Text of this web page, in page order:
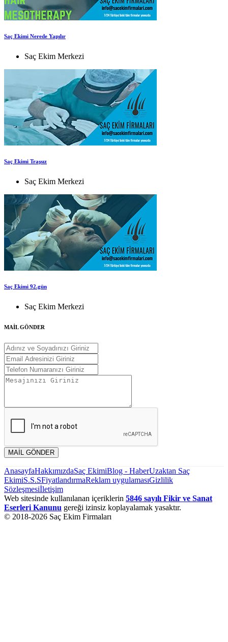
Saç Ekimi Nerede Yapılır
Saç Ekim Merkezi
Saç Ekimi Traşsız
Saç Ekim Merkezi
Saç Ekimi 92.gün
Saç Ekim Merkezi
MAİL GÖNDER
MAİL GÖNDER
AnasayfaHakkımızdaSaç EkimiBlog - HaberUzaktan Saç
EkimiS.S.SFiyatlandırmaReklam uygulamasıGizlilik
Sözleşmesiİletişim
Web sitesinde kullanılanan içeriklerin 5846 sayılı Fikir ve Sanat
Eserleri Kanunu gereği izinsiz koplayalamak yasaktır.
© 2018-2026 Saç Ekim Firmaları